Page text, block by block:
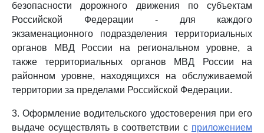
безопасности дорожного движения по субъектам
Российской Федерации - для каждого
экзаменационного подразделения территориальных
органов МВД России на региональном уровне, а
также территориальных органов МВД России на
районном уровне, находящихся на обслуживаемой
территории за пределами Российской Федерации.
3. Оформление водительского удостоверения при его
выдаче осуществлять в соответствии с приложением